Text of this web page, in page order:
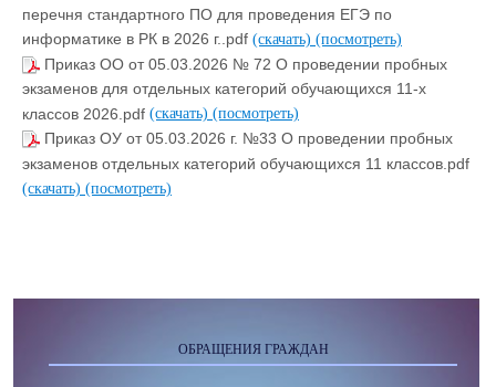
перечня стандартного ПО для проведения ЕГЭ по
информатике в РК в 2026 г..pdf (скачать) (посмотреть)
Приказ ОО от 05.03.2026 № 72 О проведении пробных
экзаменов для отдельных категорий обучающихся 11-х
классов 2026.pdf (скачать) (посмотреть)
Приказ ОУ от 05.03.2026 г. №33 О проведении пробных
экзаменов отдельных категорий обучающихся 11 классов.pdf
(скачать) (посмотреть)
ОБРАЩЕНИЯ ГРАЖДАН